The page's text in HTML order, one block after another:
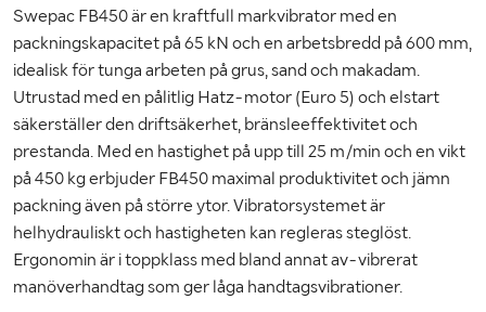
Swepac FB450 är en kraftfull markvibrator med en
packningskapacitet på 65 kN och en arbetsbredd på 600 mm,
idealisk för tunga arbeten på grus, sand och makadam.
Utrustad med en pålitlig Hatz-motor (Euro 5) och elstart
säkerställer den driftsäkerhet, bränsleeffektivitet och
prestanda. Med en hastighet på upp till 25 m/min och en vikt
på 450 kg erbjuder FB450 maximal produktivitet och jämn
packning även på större ytor. Vibratorsystemet är
helhydrauliskt och hastigheten kan regleras steglöst.
Ergonomin är i toppklass med bland annat av-vibrerat
manöverhandtag som ger låga handtagsvibrationer.